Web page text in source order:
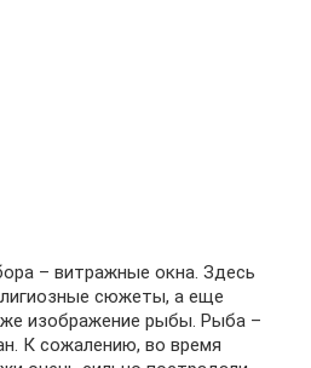
– витражные окна. Здесь
сюжеты, а еще
изображение рыбы. Рыба –
К сожалению, во время